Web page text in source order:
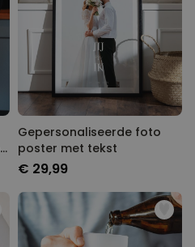
Gepersonaliseerde foto
poster met tekst
€ 29,99